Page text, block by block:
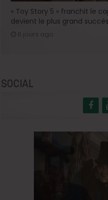
« Toy Story 5 » franchit le
devient le plus grand
SOCIAL